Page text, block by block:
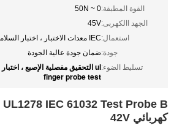
القوة المطبقة:0 ~ 50N
الجهد االكهربى:45V
استعمال:IEC معدات الاختبار ، اختبار السلامة الكهربائية
جودة:ضمان جودة عالية الجودة
تسليط الضوء:ul التحقيق مفصلية الإصبع ، اختبار مسبار الإصبع
finger probe test
كهربائي 42V